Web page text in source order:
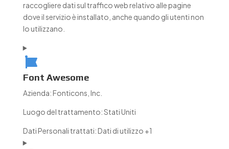
raccogliere dati sul traffico web relativo alle pagine
dove il servizio è installato, anche quando gli utenti non
lo utilizzano.
Font Awesome
Azienda:Fonticons, Inc.
Luogo del trattamento:Stati Uniti
Dati Personali trattati:Dati di utilizzo +1